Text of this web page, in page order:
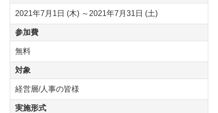
2021年7月1日 (木) ～2021年7月31日 (土)
参加費
無料
対象
経営層/人事の皆様
実施形式